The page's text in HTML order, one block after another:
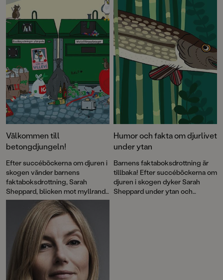
Välkommen till
betongdjungeln!
Efter succéböckerna om djuren i
skogen vänder barnens
faktaboksdrottning, Sarah
Sheppard, blicken mot myllrande
gator och torg. I Djuren i staden
lär vi känna ett gäng fyrbenta
och fjäderbeklädda varelser som
stormtrivs i city.
Humor och fakta om djurlivet
under ytan
Barnens faktaboksdrottning är
tillbaka! Efter succéböckerna om
djuren i skogen dyker Sarah
Sheppard under ytan och